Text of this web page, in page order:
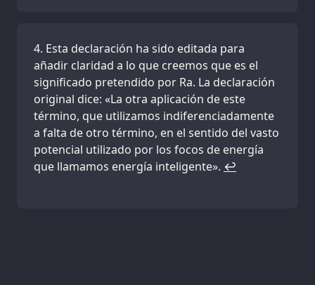
Esta declaración ha sido editada para
añadir claridad a lo que creemos que es el
significado pretendido por Ra. La declaración
original dice: «La otra aplicación de este
término, que utilizamos indiferenciadamente
a falta de otro término, en el sentido del vasto
potencial utilizado por los focos de energía
que llamamos energía inteligente». ↩